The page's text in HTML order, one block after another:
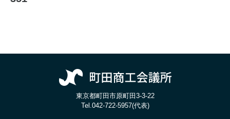
東京都町田市原町田3-3-22
Tel.042-722-5957(代表)